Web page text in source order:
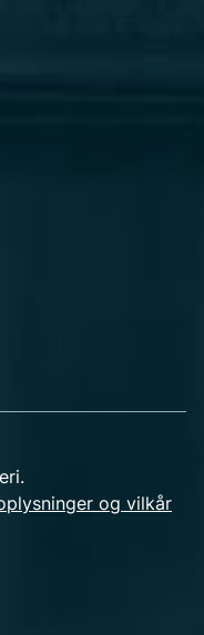
og vilkår